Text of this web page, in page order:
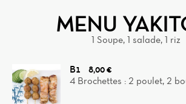
MENU
1 Soupe, 1 salade, 1 riz
B1
8,00 €
4 Brochettes : 2 poulet, 2